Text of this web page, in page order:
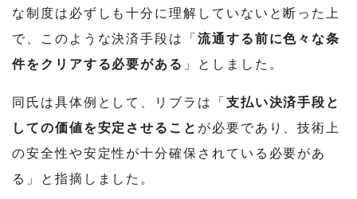
な制度は必ずしも十分に理解していないと断った上
で、このような決済手段は「流通する前に色々な条
件をクリアする必要がある 」としました。
同氏は具体例として、リブラは「支払い決済手段と
しての価値を安定させること が必要であり、技術上
の安全性や安定性が十分確保されている必要があ
る」と指摘しました。